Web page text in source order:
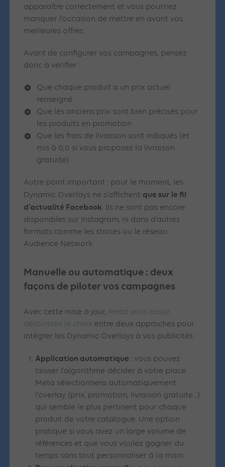
apparaître correctement et vous pourriez
manquer l’occasion de mettre en avant vos
meilleures offres.
Avant de configurer vos campagnes, pensez
donc à vérifier :
Que chaque produit a un prix actuel
renseigné
Que les anciens prix sont bien précisés pour
les produits en promotion
Que les frais de livraison sont indiqués (et
mis à 0,0 si vous proposez la livraison
gratuite)
Autre point important : pour le moment, les
Dynamic Overlays ne s’affichent que sur le fil
d’actualité Facebook. Ils ne sont pas encore
disponibles sur Instagram, ni dans d’autres
formats comme les stories ou le réseau
Audience Network.
Manuelle ou automatique : deux
façons de piloter vos campagnes
Avec cette mise à jour, Meta vous laisse
désormais le choix entre deux approches pour
intégrer les Dynamic Overlays à vos publicités :
Application automatique : vous pouvez
laisser l’algorithme décider à votre place.
Meta sélectionnera automatiquement
l’overlay (prix, promotion, livraison gratuite…)
qui semble le plus pertinent pour chaque
produit de votre catalogue. Une option
pratique si vous avez un large volume de
références et que vous voulez gagner du
temps sans tout personnaliser à la main.